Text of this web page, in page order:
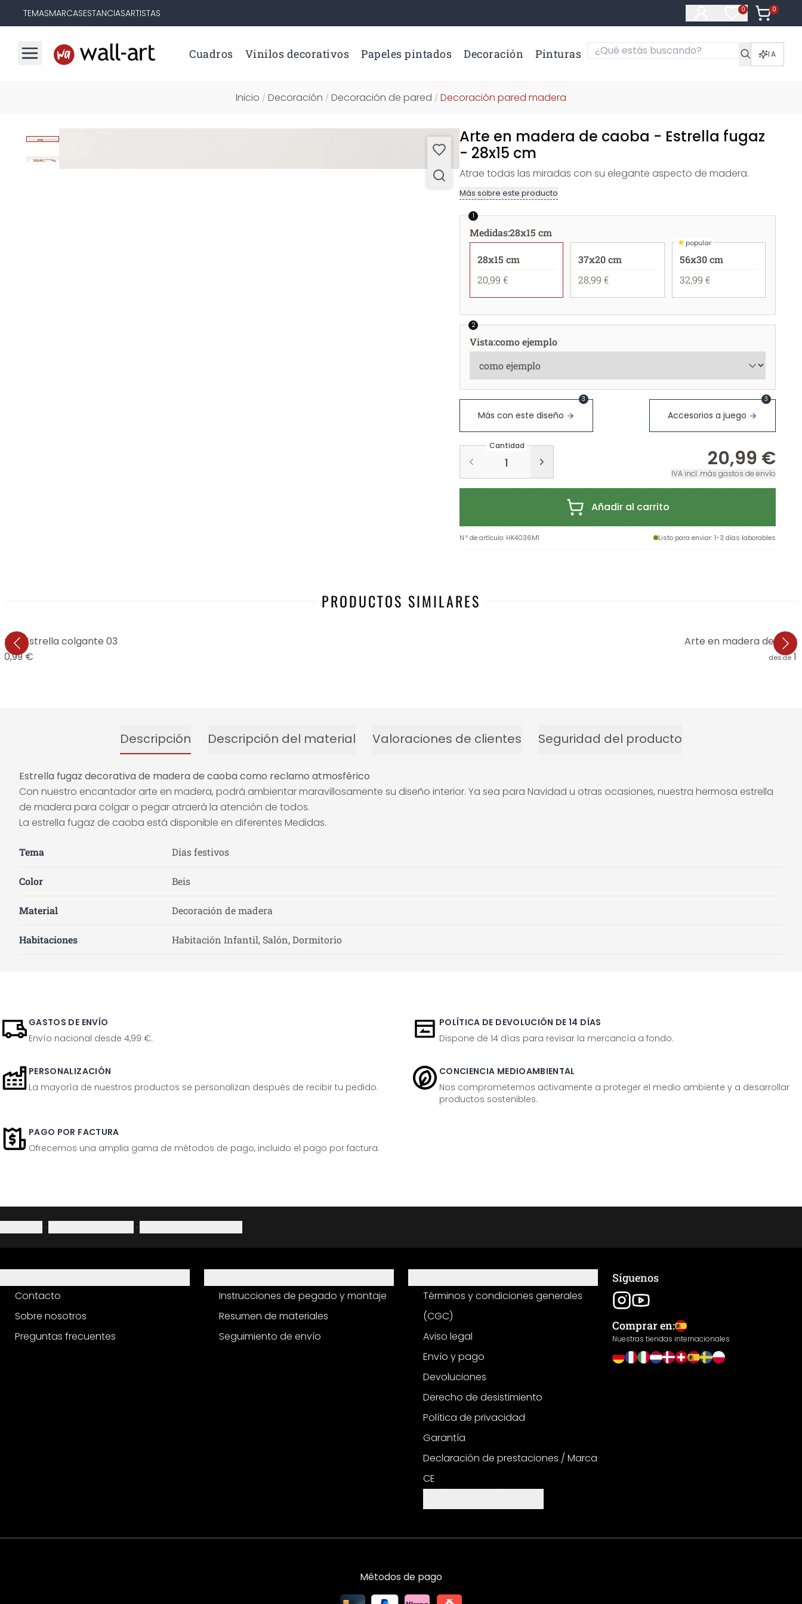
TEMASMARCASESTANCIASARTISTAS 0
Artículos en
0
Artículos
Cuadros Vinilos decorativos Papeles pintados Decoración Pinturas IA
Inicio / Decoración / Decoración de pared / Decoración pared madera
Arte en madera de caoba - Estrella fugaz
- 28x15 cm
Atrae todas las miradas con su elegante aspecto de madera.
Más sobre este producto
1
Medidas:28x15 cm
28x15 cm
20,99 €
37x20 cm
28,99 €
★popular
56x30 cm
32,99 €
2
Vista:como ejemplo
Más con este diseño
3
Accesorios a juego
3
Cantidad
20,99 €
IVA incl. más gastos de envío
Añadir al carrito
N.º de artículo: HK4036M1 Listo para enviar: 1-3 días laborables
PRODUCTOS SIMILARES
- Estrella colgante 03
10,99 €
Arte en madera de
desde
Descripción Descripción del material Valoraciones de clientes Seguridad del producto
Estrella fugaz decorativa de madera de caoba como reclamo atmosférico
Con nuestro encantador arte en madera, podrá ambientar maravillosamente su diseño interior. Ya sea para Navidad u otras ocasiones, nuestra hermosa estrella
de madera para colgar o pegar atraerá la atención de todos.
La estrella fugaz de caoba está disponible en diferentes Medidas.
Tema Días festivos
Color Beis
Material Decoración de madera
Habitaciones Habitación Infantil, Salón, Dormitorio
GASTOS DE ENVÍO
Envío nacional desde 4,99 €.
POLÍTICA DE DEVOLUCIÓN DE 14 DÍAS
Dispone de 14 días para revisar la mercancía a fondo.
PERSONALIZACIÓN
La mayoría de nuestros productos se personalizan después de recibir tu pedido.
CONCIENCIA MEDIOAMBIENTAL
Nos comprometemos activamente a proteger el medio ambiente y a desarrollar
productos sostenibles.
PAGO POR FACTURA
Ofrecemos una amplia gama de métodos de pago, incluido el pago por factura.
· ·
Contacto
Sobre nosotros
Preguntas frecuentes
Instrucciones de pegado y montaje
Resumen de materiales
Seguimiento de envío
Términos y condiciones generales
(CGC)
Aviso legal
Envío y pago
Devoluciones
Derecho de desistimiento
Política de privacidad
Garantía
Declaración de prestaciones / Marca
CE
Síguenos
Comprar en:
Nuestras tiendas internacionales
Métodos de pago